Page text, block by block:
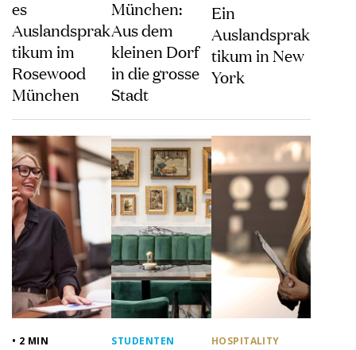
es
Auslandsprak
tikum im
Rosewood
München
München:
Aus dem
kleinen Dorf
in die grosse
Stadt
Ein
Auslandsprak
tikum in New
York
• 2 MIN
STUDENTEN
HOSPITALITY